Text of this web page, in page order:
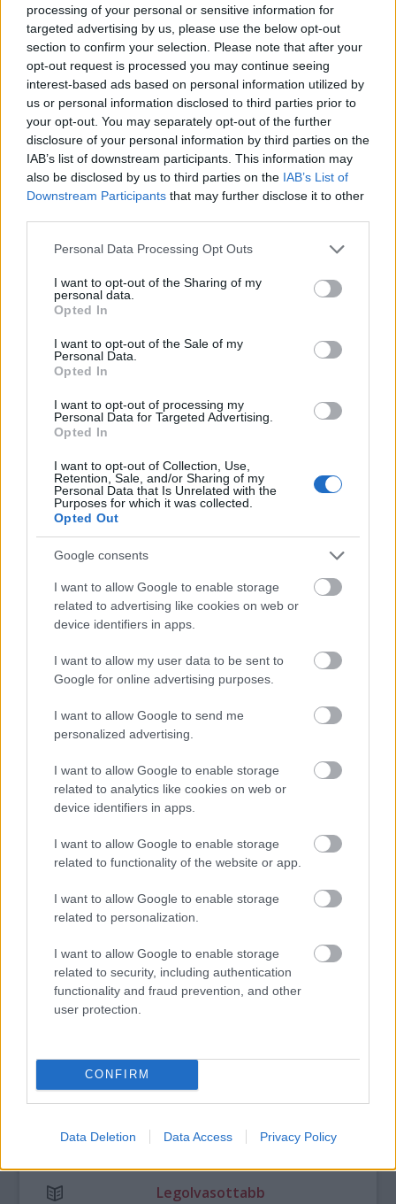
processing of your personal or sensitive information for
targeted advertising by us, please use the below opt-out
section to confirm your selection. Please note that after your
opt-out request is processed you may continue seeing
interest-based ads based on personal information utilized by
us or personal information disclosed to third parties prior to
your opt-out. You may separately opt-out of the further
disclosure of your personal information by third parties on the
IAB’s list of downstream participants. This information may
also be disclosed by us to third parties on the IAB’s List of
Downstream Participants that may further disclose it to other
Please note that this website/app uses one or more Google
not limited to your visit or usage behaviour. You may click to
grant or deny consent to Google and its third-party tags to
use your data for below specified purposes in below Google
consent section.
Personal Data Processing Opt Outs
I want to opt-out of the Sharing of my
personal data.
Opted In
I want to opt-out of the Sale of my
Personal Data.
Opted In
I want to opt-out of processing my
Personal Data for Targeted Advertising.
Opted In
I want to opt-out of Collection, Use,
Retention, Sale, and/or Sharing of my
Personal Data that Is Unrelated with the
Purposes for which it was collected.
Opted Out
Google consents
I want to allow Google to enable storage
related to advertising like cookies on web or
device identifiers in apps.
I want to allow my user data to be sent to
Google for online advertising purposes.
I want to allow Google to send me
personalized advertising.
I want to allow Google to enable storage
related to analytics like cookies on web or
device identifiers in apps.
I want to allow Google to enable storage
related to functionality of the website or app.
I want to allow Google to enable storage
related to personalization.
I want to allow Google to enable storage
related to security, including authentication
functionality and fraud prevention, and other
user protection.
CONFIRM
Data Deletion Data Access Privacy Policy
A kiszolgálást a téglalap alapú platform
szélein lévő asztalok által védett közepén
mozgó szakács és pincérek végzik,
természetesen biztonsági garanciákkal. Ők
az első hétvégén megtartott égi étkezés
alkalmával citromos tengeri sügért,
gyömbéres rákot, vörösborsos mártásban
sült paradicsomot és uborkát, valamint
barackos tiramisut szolgáltak fel.
ezer forint) kerül. Ebből ugyanakkor a
szervezőknek a térbiztosítás díját is fizetniük
kell, a biztonság garantálására ugyanis az Égi
Étterem alatti közteret átmenetileg lezárták,
ilyen magasból ugyanis már egy kiskanál
vagy villa leejtése is komoly testi sérülést
okozhat. Az esős évszak Sanghajban való
június végi beköszöntével az égi étkezéseket
a szervezők csupán korlátozott időre, jövő
hétfőig vállalják, ígéretük szerint ugyanakkor
szeptemberben visszatérnek, szélesebb
kalandvágyó és fizetőképes lakosok előtt
megteremtve a lehetőséget egy nem
hagyományos élményre.
Forrás: MTI
Kína Gasztro
A PEKINGI NAGYSZÍNPADRÓL GYIMESI
GYERMEKTÁNCOSOK FORGATAGÁBA - A MÁNE
NEMZETKÖZI SIKERE
A bejegyzés trackback címe:
https://kulturpart.hu/api/trackback/id/7935344
Kommentek:
vonatkozó jogszabályokértelmében felhasználói tartalomnak
minősülnek, értük a
szolgáltatás technikai
üzemeltetője semmilyen felelősséget
nem vállal, azokat nem ellenőrzi. Kifogás esetén forduljon a blog szerkesztőjéhez.
Legolvasottabb